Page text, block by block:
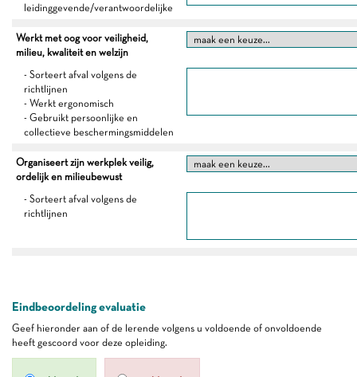
leidinggevende/verantwoordelijke
Werkt met oog voor veiligheid,
milieu, kwaliteit en welzijn
- Sorteert afval volgens de
richtlijnen
- Werkt ergonomisch
- Gebruikt persoonlijke en
collectieve beschermingsmiddelen
Organiseert zijn werkplek veilig,
ordelijk en milieubewust
- Sorteert afval volgens de
richtlijnen
Eindbeoordeling evaluatie
Geef hieronder aan of de lerende volgens u voldoende of onvoldoende
heeft gescoord voor deze opleiding.